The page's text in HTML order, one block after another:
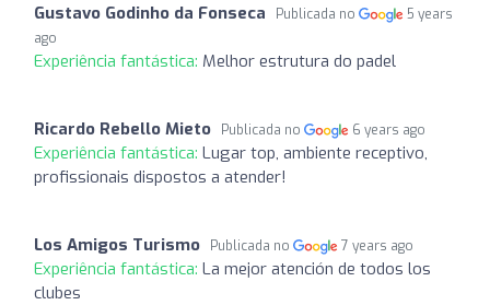
Gustavo Godinho da Fonseca Publicada no
5 years
ago
Experiência fantástica: Melhor estrutura do padel
Ricardo Rebello Mieto Publicada no 6 years ago
Experiência fantástica: Lugar top, ambiente receptivo,
profissionais dispostos a atender!
Los Amigos Turismo Publicada no 7 years ago
Experiência fantástica: La mejor atención de todos los
clubes